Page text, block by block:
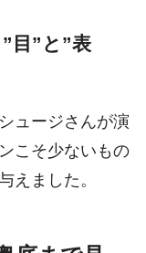
目”と”表
ュージさんが演
こそ少ないもの
えました。